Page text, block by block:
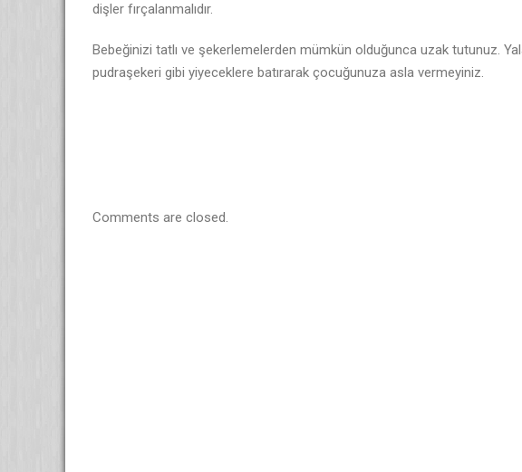
dişler fırçalanmalıdır.
Bebeğinizi tatlı ve şekerlemelerden mümkün olduğunca uzak tutunuz.
pudraşekeri gibi yiyeceklere batırarak çocuğunuza asla vermeyiniz.
Comments are closed.